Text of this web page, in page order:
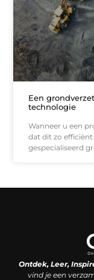
Een
technologie
Wanneer u een
dat dit zo
gespecialiseerd
Ontdek, Leer,
vind je een